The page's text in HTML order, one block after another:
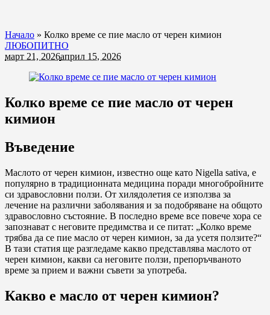
Начало » Колко време се пие масло от черен кимион
ЛЮБОПИТНО
март 21, 2026април 15, 2026
Колко време се пие масло от черен
кимион
Въведение
Маслото от черен кимион, известно още като Nigella sativa, е
популярно в традиционната медицина поради многобройните
си здравословни ползи. От хилядолетия се използва за
лечение на различни заболявания и за подобряване на общото
здравословно състояние. В последно време все повече хора се
запознават с неговите предимства и се питат: „Колко време
трябва да се пие масло от черен кимион, за да усетя ползите?“
В тази статия ще разгледаме какво представлява маслото от
черен кимион, какви са неговите ползи, препоръчваното
време за прием и важни съвети за употреба.
Какво е масло от черен кимион?